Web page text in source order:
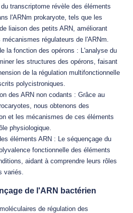
transcriptome révèle des éléments
l'ARNm prokaryote, tels que les
liaison des petits ARN, améliorant
régulateurs de l'ARNm.
la fonction des opérons : L'analyse du
les structures des opérons, faisant
de la régulation multifonctionnelle
polycistroniques.
des ARN non codants : Grâce au
nous obtenons des
et les mécanismes de ces éléments
physiologique.
éléments ARN : Le séquençage du
fonctionnelle des éléments
aidant à comprendre leurs rôles
variés.
de l'ARN bactérien
de régulation des